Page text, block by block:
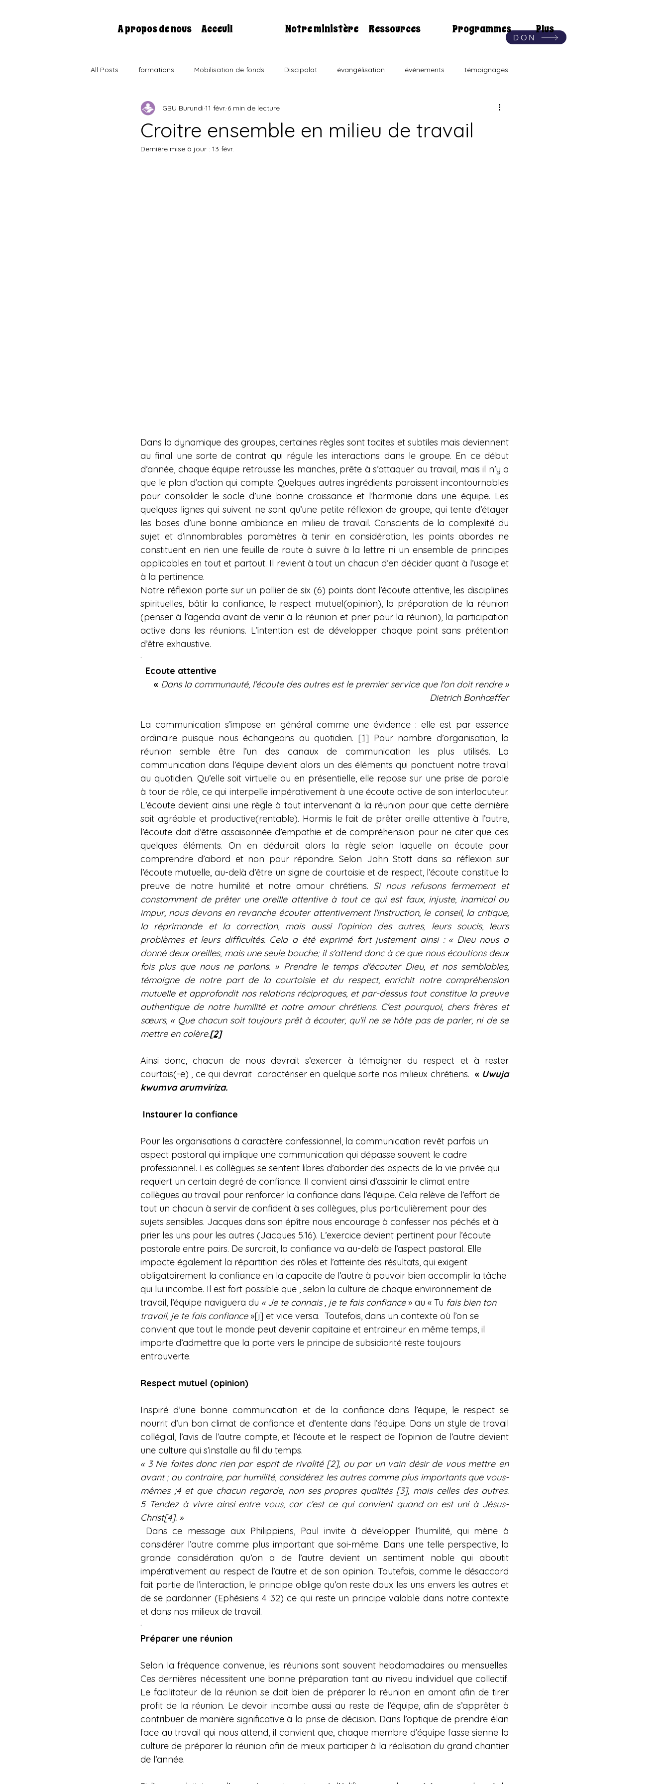
A propos de nous Acceuil Notre ministère Ressources Programmes Plus
All Posts formations Mobilisation de fonds Discipolat évangélisation événements témoignages
Interaction avec les écritures Les faits de sociétés
Croitre ensemble en milieu de travail
GBU Burundi 11 févr. 6 min de lecture
Dernière mise à jour : 13 févr.
Dans la dynamique des groupes, certaines règles sont tacites et subtiles mais deviennent
au final une sorte de contrat qui régule les interactions dans le groupe. En ce début
d’année, chaque équipe retrousse les manches, prête à s’attaquer au travail, mais il n’y a
que le plan d’action qui compte. Quelques autres ingrédients paraissent incontournables
pour consolider le socle d’une bonne croissance et l’harmonie dans une équipe. Les
quelques lignes qui suivent ne sont qu’une petite réflexion de groupe, qui tente d’étayer
les bases d’une bonne ambiance en milieu de travail. Conscients de la complexité du
sujet et d’innombrables paramètres à tenir en considération, les points abordes ne
constituent en rien une feuille de route à suivre à la lettre ni un ensemble de principes
applicables en tout et partout. Il revient à tout un chacun d’en décider quant à l’usage et
à la pertinence.
Notre réflexion porte sur un pallier de six (6) points dont l’écoute attentive, les disciplines
spirituelles, bâtir la confiance, le respect mutuel(opinion), la préparation de la réunion
(penser à l’agenda avant de venir à la réunion et prier pour la réunion), la participation
active dans les réunions. L’intention est de développer chaque point sans prétention
d’être exhaustive.
·
Ecoute attentive
« Dans la communauté, l'écoute des autres est le premier service que l'on doit rendre »
Dietrich Bonhœffer
La communication s’impose en général comme une évidence : elle est par essence
ordinaire puisque nous échangeons au quotidien. [1] Pour nombre d’organisation, la
réunion semble être l’un des canaux de communication les plus utilisés. La
communication dans l’équipe devient alors un des éléments qui ponctuent notre travail
au quotidien. Qu’elle soit virtuelle ou en présentielle, elle repose sur une prise de parole
à tour de rôle, ce qui interpelle impérativement à une écoute active de son interlocuteur.
L’écoute devient ainsi une règle à tout intervenant à la réunion pour que cette dernière
soit agréable et productive(rentable). Hormis le fait de prêter oreille attentive à l’autre,
l’écoute doit d’être assaisonnée d’empathie et de compréhension pour ne citer que ces
quelques éléments. On en déduirait alors la règle selon laquelle on écoute pour
comprendre d’abord et non pour répondre. Selon John Stott dans sa réflexion sur
l’écoute mutuelle, au-delà d’être un signe de courtoisie et de respect, l’écoute constitue la
preuve de notre humilité et notre amour chrétiens. Si nous refusons fermement et
constamment de prêter une oreille attentive à tout ce qui est faux, injuste, inamical ou
impur, nous devons en revanche écouter attentivement l'instruction, le conseil, la critique,
la réprimande et la correction, mais aussi l'opinion des autres, leurs soucis, leurs
problèmes et leurs difficultés. Cela a été exprimé fort justement ainsi : « Dieu nous a
donné deux oreilles, mais une seule bouche; il s'attend donc à ce que nous écoutions deux
fois plus que nous ne parlons. » Prendre le temps d'écouter Dieu, et nos semblables,
témoigne de notre part de la courtoisie et du respect, enrichit notre compréhension
mutuelle et approfondit nos relations réciproques, et par-dessus tout constitue la preuve
authentique de notre humilité et notre amour chrétiens. C'est pourquoi, chers frères et
sœurs, « Que chacun soit toujours prêt à écouter, qu'il ne se hâte pas de parler, ni de se
mettre en colère.[2]
Ainsi donc, chacun de nous devrait s’exercer à témoigner du respect et à rester
courtois(-e) , ce qui devrait  caractériser en quelque sorte nos milieux chrétiens. « Uwuja
kwumva arumviriza.
Instaurer la confiance
Pour les organisations à caractère confessionnel, la communication revêt parfois un
aspect pastoral qui implique une communication qui dépasse souvent le cadre
professionnel. Les collègues se sentent libres d’aborder des aspects de la vie privée qui
requiert un certain degré de confiance. Il convient ainsi d’assainir le climat entre
collègues au travail pour renforcer la confiance dans l’équipe. Cela relève de l’effort de
tout un chacun à servir de confident à ses collègues, plus particulièrement pour des
sujets sensibles. Jacques dans son épître nous encourage à confesser nos péchés et à
prier les uns pour les autres (Jacques 5.16). L’exercice devient pertinent pour l’écoute
pastorale entre pairs. De surcroit, la confiance va au-delà de l’aspect pastoral. Elle
impacte également la répartition des rôles et l’atteinte des résultats, qui exigent
obligatoirement la confiance en la capacite de l’autre à pouvoir bien accomplir la tâche
qui lui incombe. Il est fort possible que , selon la culture de chaque environnement de
travail, l’équipe naviguera du « Je te connais , je te fais confiance » au « Tu fais bien ton
travail, je te fais confiance »[i] et vice versa.  Toutefois, dans un contexte où l’on se
convient que tout le monde peut devenir capitaine et entraineur en même temps, il
importe d’admettre que la porte vers le principe de subsidiarité reste toujours
entrouverte.
Respect mutuel (opinion)
Inspiré d’une bonne communication et de la confiance dans l’équipe, le respect se
nourrit d’un bon climat de confiance et d’entente dans l’équipe. Dans un style de travail
collégial, l’avis de l’autre compte, et l’écoute et le respect de l’opinion de l’autre devient
une culture qui s’installe au fil du temps.
« 3 Ne faites donc rien par esprit de rivalité [2], ou par un vain désir de vous mettre en
avant ; au contraire, par humilité, considérez les autres comme plus importants que vous-
mêmes ;4 et que chacun regarde, non ses propres qualités [3], mais celles des autres.
5 Tendez à vivre ainsi entre vous, car c’est ce qui convient quand on est uni à Jésus-
Christ[4]. »
Dans ce message aux Philippiens, Paul invite à développer l’humilité, qui mène à
considérer l’autre comme plus important que soi-même. Dans une telle perspective, la
grande considération qu’on a de l’autre devient un sentiment noble qui aboutit
impérativement au respect de l’autre et de son opinion. Toutefois, comme le désaccord
fait partie de l’interaction, le principe oblige qu’on reste doux les uns envers les autres et
de se pardonner (Ephésiens 4 :32) ce qui reste un principe valable dans notre contexte
et dans nos milieux de travail.
·
Préparer une réunion
Selon la fréquence convenue, les réunions sont souvent hebdomadaires ou mensuelles.
Ces dernières nécessitent une bonne préparation tant au niveau individuel que collectif.
Le facilitateur de la réunion se doit bien de préparer la réunion en amont afin de tirer
profit de la réunion. Le devoir incombe aussi au reste de l’équipe, afin de s’apprêter à
contribuer de manière significative à la prise de décision. Dans l’optique de prendre élan
face au travail qui nous attend, il convient que, chaque membre d’équipe fasse sienne la
culture de préparer la réunion afin de mieux participer à la réalisation du grand chantier
de l’année.
DON